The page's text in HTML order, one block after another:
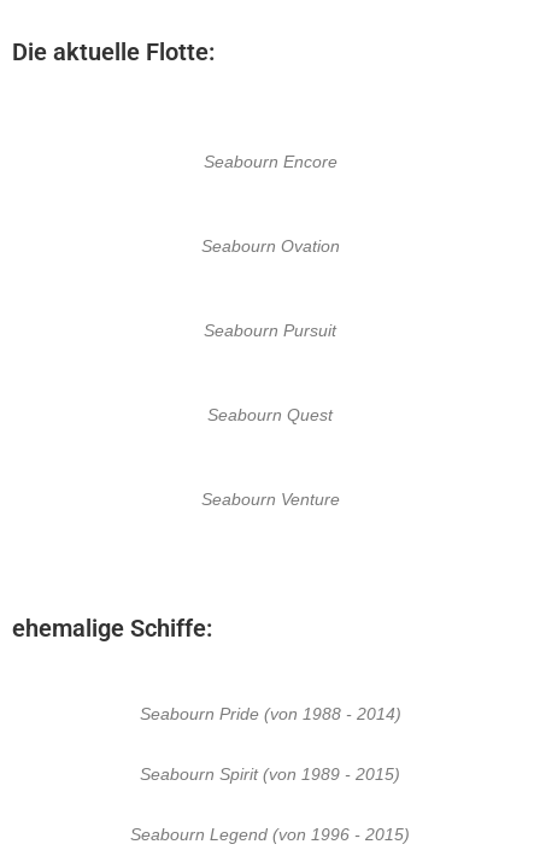
Die aktuelle Flotte:
Seabourn Encore
Seabourn Ovation
Seabourn Pursuit
Seabourn Quest
Seabourn Venture
ehemalige Schiffe:
Seabourn Pride (von 1988 - 2014)
Seabourn Spirit (von 1989 - 2015)
Seabourn Legend (von 1996 - 2015)